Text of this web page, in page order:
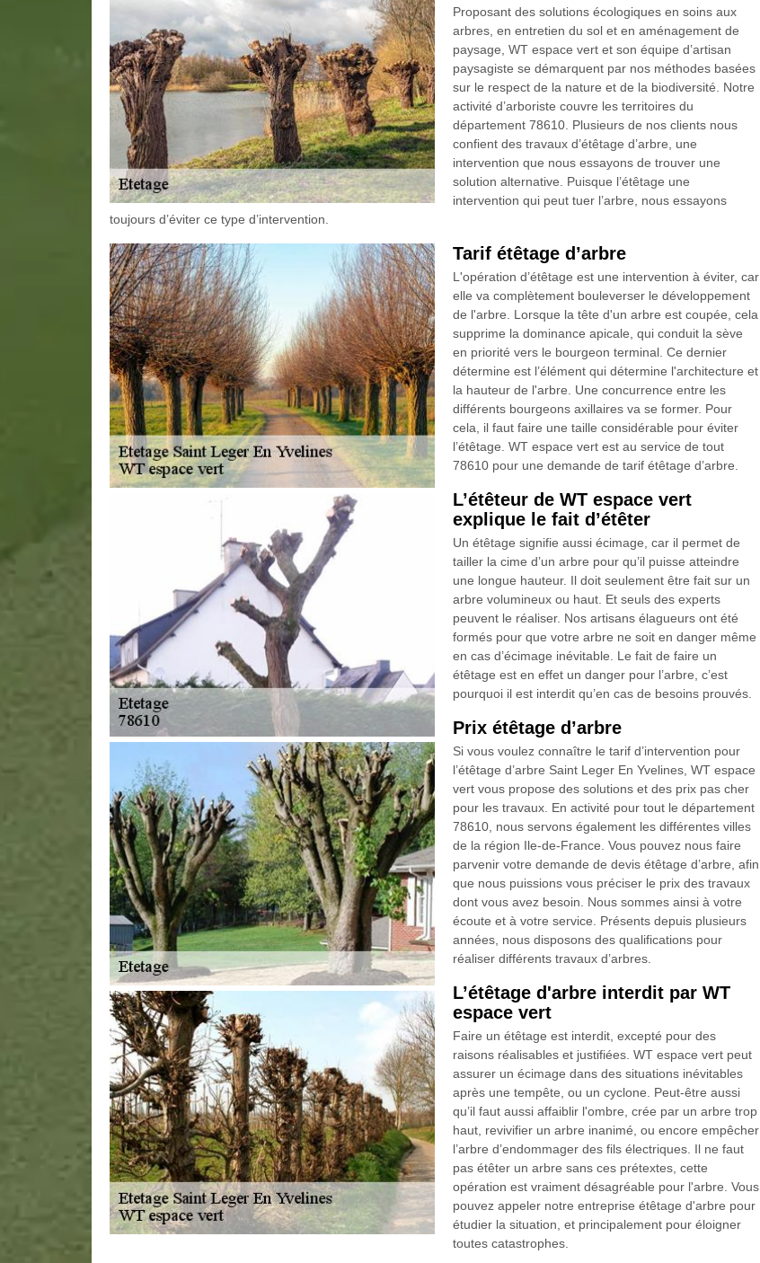
Proposant des solutions écologiques en soins aux
arbres, en entretien du sol et en aménagement de
paysage, WT espace vert et son équipe d’artisan
paysagiste se démarquent par nos méthodes basées
sur le respect de la nature et de la biodiversité. Notre
activité d’arboriste couvre les territoires du
département 78610. Plusieurs de nos clients nous
confient des travaux d’étêtage d’arbre, une
intervention que nous essayons de trouver une
solution alternative. Puisque l’étêtage une
intervention qui peut tuer l’arbre, nous essayons
toujours d’éviter ce type d’intervention.
Tarif étêtage d’arbre
L'opération d’étêtage est une intervention à éviter, car
elle va complètement bouleverser le développement
de l'arbre. Lorsque la tête d'un arbre est coupée, cela
supprime la dominance apicale, qui conduit la sève
en priorité vers le bourgeon terminal. Ce dernier
détermine est l’élément qui détermine l'architecture et
la hauteur de l'arbre. Une concurrence entre les
différents bourgeons axillaires va se former. Pour
cela, il faut faire une taille considérable pour éviter
l’étêtage. WT espace vert est au service de tout
78610 pour une demande de tarif étêtage d’arbre.
L’étêteur de WT espace vert
explique le fait d’étêter
Un étêtage signifie aussi écimage, car il permet de
tailler la cime d’un arbre pour qu’il puisse atteindre
une longue hauteur. Il doit seulement être fait sur un
arbre volumineux ou haut. Et seuls des experts
peuvent le réaliser. Nos artisans élagueurs ont été
formés pour que votre arbre ne soit en danger même
en cas d’écimage inévitable. Le fait de faire un
étêtage est en effet un danger pour l’arbre, c’est
pourquoi il est interdit qu’en cas de besoins prouvés.
Prix étêtage d’arbre
Si vous voulez connaître le tarif d’intervention pour
l’étêtage d’arbre Saint Leger En Yvelines, WT espace
vert vous propose des solutions et des prix pas cher
pour les travaux. En activité pour tout le département
78610, nous servons également les différentes villes
de la région Ile-de-France. Vous pouvez nous faire
parvenir votre demande de devis étêtage d’arbre, afin
que nous puissions vous préciser le prix des travaux
dont vous avez besoin. Nous sommes ainsi à votre
écoute et à votre service. Présents depuis plusieurs
années, nous disposons des qualifications pour
réaliser différents travaux d’arbres.
L’étêtage d'arbre interdit par WT
espace vert
Faire un étêtage est interdit, excepté pour des
raisons réalisables et justifiées. WT espace vert peut
assurer un écimage dans des situations inévitables
après une tempête, ou un cyclone. Peut-être aussi
qu’il faut aussi affaiblir l'ombre, crée par un arbre trop
haut, revivifier un arbre inanimé, ou encore empêcher
l’arbre d’endommager des fils électriques. Il ne faut
pas étêter un arbre sans ces prétextes, cette
opération est vraiment désagréable pour l'arbre. Vous
pouvez appeler notre entreprise étêtage d'arbre pour
étudier la situation, et principalement pour éloigner
toutes catastrophes.